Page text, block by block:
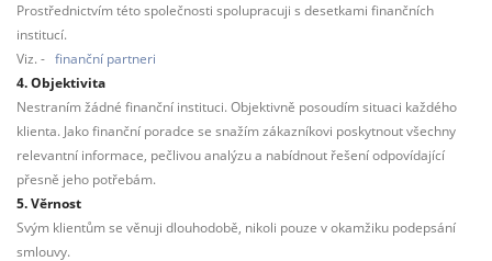
Prostřednictvím této společnosti spolupracuji s desetkami finančních
institucí.
Viz. - finanční partneri
4. Objektivita
Nestraním žádné finanční instituci. Objektivně posoudím situaci každého
klienta. Jako finanční poradce se snažím zákazníkovi poskytnout všechny
relevantní informace, pečlivou analýzu a nabídnout řešení odpovídající
přesně jeho potřebám.
5. Věrnost
Svým klientům se věnuji dlouhodobě, nikoli pouze v okamžiku podepsání
smlouvy.